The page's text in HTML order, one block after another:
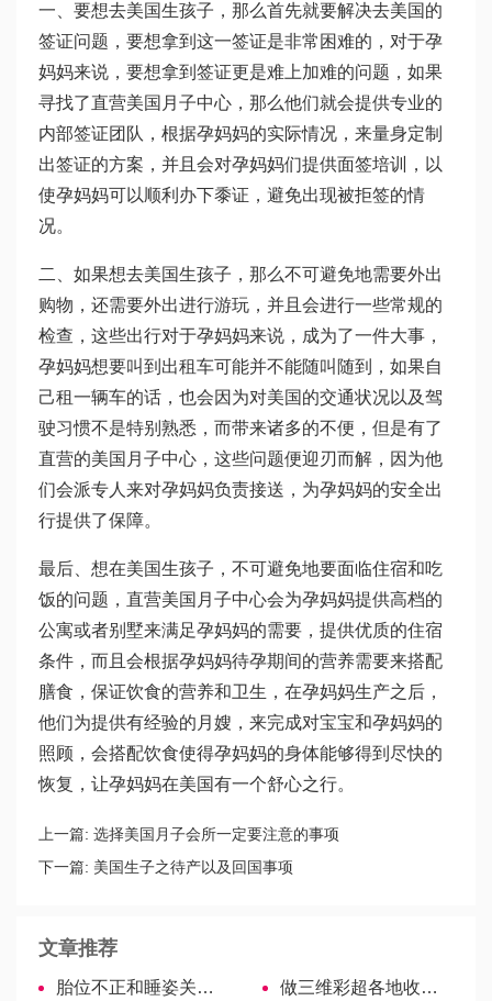
一、要想去美国生孩子，那么首先就要解决去美国的
签证问题，要想拿到这一签证是非常困难的，对于孕
妈妈来说，要想拿到签证更是难上加难的问题，如果
寻找了直营美国月子中心，那么他们就会提供专业的
内部签证团队，根据孕妈妈的实际情况，来量身定制
出签证的方案，并且会对孕妈妈们提供面签培训，以
使孕妈妈可以顺利办下黍证，避免出现被拒签的情
况。
二、如果想去美国生孩子，那么不可避免地需要外出
购物，还需要外出进行游玩，并且会进行一些常规的
检查，这些出行对于孕妈妈来说，成为了一件大事，
孕妈妈想要叫到出租车可能并不能随叫随到，如果自
己租一辆车的话，也会因为对美国的交通状况以及驾
驶习惯不是特别熟悉，而带来诸多的不便，但是有了
直营的美国月子中心，这些问题便迎刃而解，因为他
们会派专人来对孕妈妈负责接送，为孕妈妈的安全出
行提供了保障。
最后、想在美国生孩子，不可避免地要面临住宿和吃
饭的问题，直营美国月子中心会为孕妈妈提供高档的
公寓或者别墅来满足孕妈妈的需要，提供优质的住宿
条件，而且会根据孕妈妈待孕期间的营养需要来搭配
膳食，保证饮食的营养和卫生，在孕妈妈生产之后，
他们为提供有经验的月嫂，来完成对宝宝和孕妈妈的
照顾，会搭配饮食使得孕妈妈的身体能够得到尽快的
恢复，让孕妈妈在美国有一个舒心之行。
上一篇: 选择美国月子会所一定要注意的事项
下一篇: 美国生子之待产以及回国事项
文章推荐
胎位不正和睡姿关系不大，这锅它不背！ 做三维彩超各地收费标准不同，三大因素决定价格高低